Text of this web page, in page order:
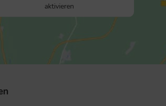
aktivieren